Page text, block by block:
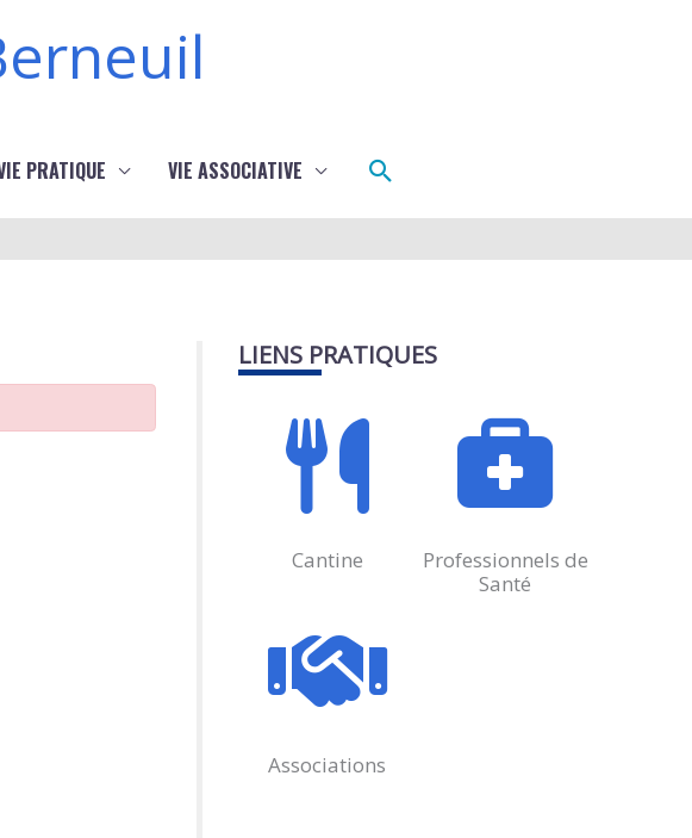
PRATIQUE VIE ASSOCIATIVE Rechercher
LIENS PRATIQUES
Cantine
Professionnels de
Santé
Associations